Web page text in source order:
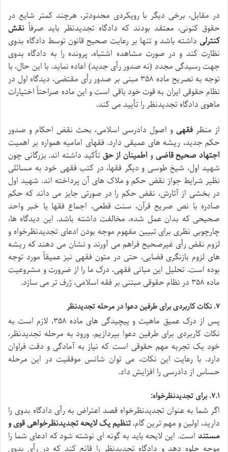
در مقابل، برخی دیگر با رویکردی محدودتر، هرچند کمتر شایع در
حقوق کنونی، معتقد بودند که دادگاه تجدیدنظر باید صرفاً نقش
کنترلی داشته باشد و تنها بر رعایت صحیح قانون توسط دادگاه بدوی
نظارت کند و در صورت مشاهده اشتباه، پرونده را به دادگاه بدوی
جهت رسیدگی مجدد (نه صدور رأی جدید) اعاده نماید. با این حال، با
توجه به تصریح ماده ۳۵۸ مبنی بر صدور رأی مقتضی، دیدگاه اول در
نظام حقوقی ایران به قوت خود باقی است و این ماده صراحتاً اختیارات
ماهوی دادگاه تجدیدنظر را تأیید می کند.
از منظر فقهیو اصول دادرسی اسلامی، بحث نقض احکام و صدور
حکم جدید، ریشه های عمیقی دارد. فقهای امامیه همواره بر اهمیت
اجتهاد صحیح قاضیو اطمینان از حقتأکید داشته اند. بزرگانی چون
شهید اول، شیخ طوسی و دیگر فقها، در کتب فقهی خود به مسائلی
نظیر شرایط جواز نقض حکم و ملاک های آن پرداخته اند. شهید اول
در بخشی از آثارش، نقض حکم را در صورتی جایز می داند که حکم
صادره با نص صریح قرآن، سنت قطعی، اجماع فقها یا خبر واحد
صحیحی که بدان عمل شده، مخالفت داشته باشد. این دیدگاه ها،
چارچوبی نظری برای تبیین مفهوم موجه بودن ادعای تجدیدنظرخواه و
لزوم نقض رأی غیرصحیح فراهم می آورند و نشان می دهند که ریشه
های لزوم بازنگری قضایی، حتی در متون فقهی نیز عمیقاً مورد توجه
بوده است. تحلیل این مبانی فقهی، درک ما را از ضرورت و مشروعیت
ماده ۳۵۸ در نظام حقوقی مبتنی بر فقه اسلامی، ژرف تر می سازد.
۷. نکات کاربردی برای طرفین دعوا در مرحله تجدیدنظر
پس از درک عمیق ماهیت و پیچیدگی های ماده ۳۵۸، لازم است به
نکات کاربردی برای طرفین دعوا بپردازیم. ورود به مرحله تجدیدنظر،
خود یک تجربه مهم حقوقی است که نیاز به آمادگی و دقت فراوان
دارد. با رعایت این نکات، می توان شانس موفقیت در این مرحله
حساس از دادرسی را افزایش داد.
۷.۱. برای تجدیدنظرخواه:
اگر شما به عنوان تجدیدنظرخواه قصد اعتراض به رأی دادگاه بدوی را
دارید، اولین و مهم ترین گام،تنظیم یک لایحه تجدیدنظرخواهی قوی و
مستند است. این لایحه باید به گونه ای نوشته شود که ادعای شما را
موجه جلوه دهد و دادگاه تجدیدنظر را قانع کند که در رأی بدوی